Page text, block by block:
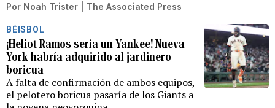
Por Noah Trister | The Associated Press
BÉISBOL
¡Heliot Ramos sería un Yankee! Nueva
York habría adquirido al jardinero
boricua
A falta de confirmación de ambos equipos,
el pelotero boricua pasaría de los Giants a